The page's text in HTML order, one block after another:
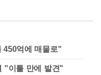
450억에 매물로"
"이틀 만에 발견"